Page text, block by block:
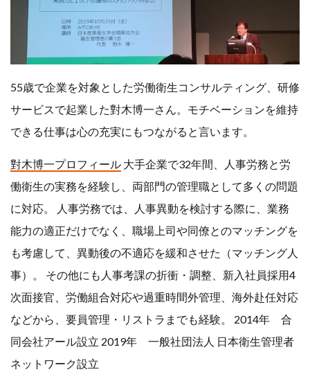
55歳で企業を対象とした労働衛生コンサルティング、研修
サービスで起業した對木博一さん。モチベーションを維持
できる仕事は心の充実にもつながると言います。
對木博一プロフィール 大手企業で32年間、人事労務と労
働衛生の実務を経験し、両部門の管理職として多くの問題
に対応。 人事労務では、人事異動を検討する際に、業務
能力の適正だけでなく、職場上司や同僚とのマッチングを
も考慮して、異動後の不適応を緩和させた（マッチング人
事）。 その他にも人事考課の折衝・調整、新入社員採用4
次面接官、労働組合対応や過重時間外管理、海外赴任対応
などから、要員管理・リストラまでも経験。 2014年 合
同会社アール設立 2019年 一般社団法人 日本衛生管理者
ネットワーク設立
健康
学習
定年後 成功事例
棚卸 生きがい
行政書士 講師
起業 起業事例
６０代